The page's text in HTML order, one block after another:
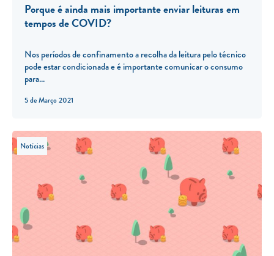
5 de Março 2021
Porque é ainda mais importante enviar leituras em
tempos de COVID?
Nos períodos de confinamento a recolha da leitura pelo técnico
pode estar condicionada e é importante comunicar o consumo
para...
Notícias